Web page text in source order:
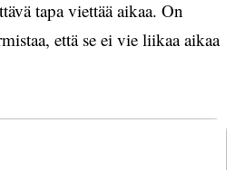
tapa viettää aikaa. On
että se ei vie liikaa aikaa